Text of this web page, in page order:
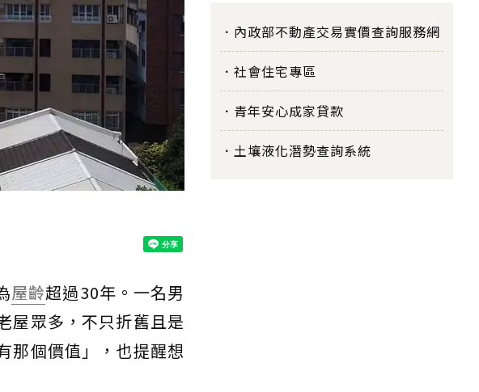
屋齡超過30年。一名男
屋眾多，不只折舊且是
那個價值」，也提醒想
內政部不動產交易實價查詢服務網
社會住宅專區
青年安心成家貸款
土壤液化潛勢查詢系統